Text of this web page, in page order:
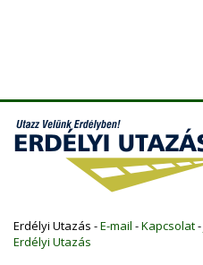
Erdélyi Utazás -E-mail -Kapcsolat-
Erdélyi Utazás